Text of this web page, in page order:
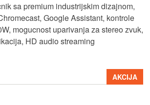
sa premium industrijskim dizajnom,
Google Assistant, kontrole
mogucnost uparivanja za stereo zvuk,
HD audio streaming
AKCIJA